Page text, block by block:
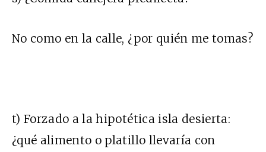
No como en la calle, ¿por quién me tomas?
t) Forzado a la hipotética isla desierta:
¿qué alimento o platillo llevaría con